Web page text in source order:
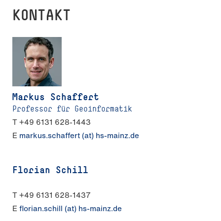
KONTAKT
Markus Schaffert
Professor für Geoinformatik
T +49 6131 628-1443
E markus.schaffert (at) hs-mainz.de
Florian Schill
T +49 6131 628-1437
Eflorian.schill (at) hs-mainz.de